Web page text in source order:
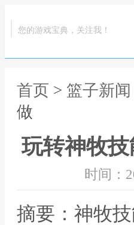
您的游戏宝典，关注我！
首页 > 篮子新闻
做
玩转神牧
时间：
摘要：神牧